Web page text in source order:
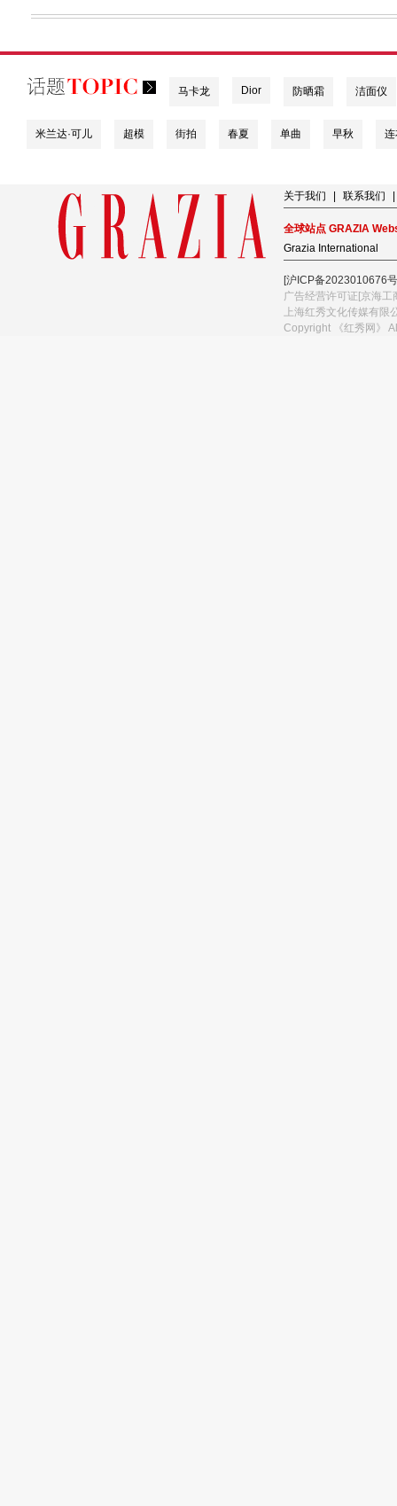
马卡龙 Dior 防晒霜 洁面仪
米兰达·可儿 超模 街拍 春夏 单曲 早秋
关于我们 联系我们
全球站点 GRAZIA
Grazia International
[沪ICP备2023010676
广告经营许可证[京海
上海红秀文化传媒有限
Copyright 《红秀网》